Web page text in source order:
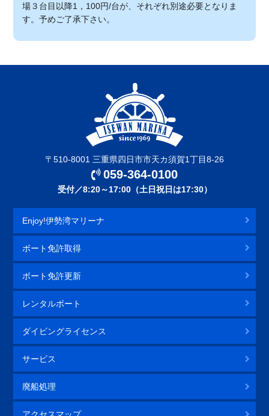
場３台目以降1，100円/台が、それぞれ別途必要となりま
す。予めご了承下さい。
〒510-8001 三重県四日市市天カ須賀1丁目8-26
059-364-0100
受付／8:20～17:00（土日祝日は17:30）
Enjoy!伊勢湾マリーナ
ボート免許取得
ボート免許更新
レンタルボート
ダイビングライセンス
サービス
廃船処理